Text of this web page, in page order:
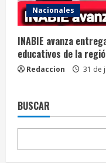
Nacionales
INABIE avanza
educativos de la
Redaccion 31 de
BUSCAR